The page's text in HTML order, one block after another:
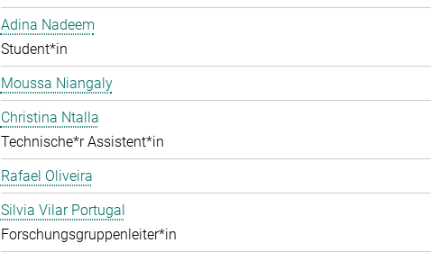
Adina Nadeem
Student*in
Moussa Niangaly
Christina Ntalla
Technische*r Assistent*in
Rafael Oliveira
Silvia Vilar Portugal
Forschungsgruppenleiter*in